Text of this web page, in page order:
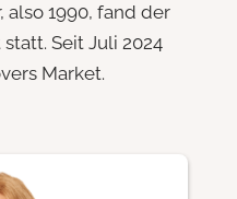
also 1990, fand der
Seit Juli 2024
Market.